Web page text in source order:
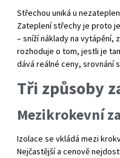
Střechou uniká u
Zateplení střechy je proto
– sníží náklady na
rozhoduje o tom, jestli je
dává reálné ceny, srovnání
Tři způsoby
Mezikrokevní
Izolace se vkládá mezi
Nejčastější a cenově